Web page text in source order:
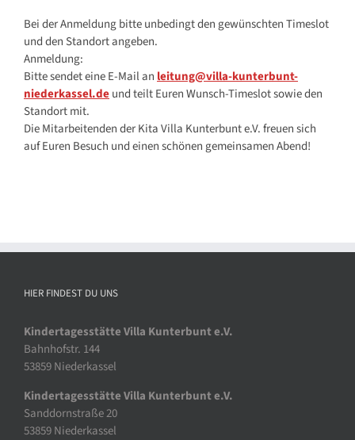
Bei der Anmeldung bitte unbedingt den gewünschten Timeslot
und den Standort angeben.
Anmeldung:
Bitte sendet eine E-Mail an leitung@villa-kunterbunt-
niederkassel.deund teilt Euren Wunsch-Timeslot sowie den
Standort mit.
Die Mitarbeitenden der Kita Villa Kunterbunt e.V. freuen sich
auf Euren Besuch und einen schönen gemeinsamen Abend!
HIER FINDEST DU UNS
Kindertagesstätte Villa Kunterbunt e.V.
Bahnhofstr. 144
53859 Niederkassel
Kindertagesstätte Villa Kunterbunt e.V.
Sanddornstraße 20
53859 Niederkassel